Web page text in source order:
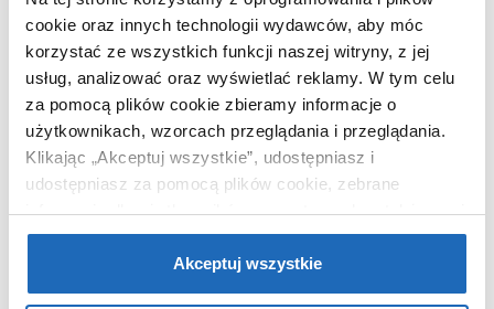
cookie oraz innych technologii wydawców, aby móc
korzystać ze wszystkich funkcji naszej witryny, z jej
usług, analizować oraz wyświetlać reklamy. W tym celu
za pomocą plików cookie zbieramy informacje o
użytkownikach, wzorcach przeglądania i przeglądania.
Klikając „Akceptuj wszystkie”, udostępniasz i
udostępniasz za pomocą plików cookie, zebrane
informacje dla użytkowników zewnętrznych, a także nasi
partnerzy reklamowi.Jeśli chcesz, włącz „Tylko
wymagane pliki cookie”.Pamiętaj jednak, że
zablokowane niektóre pliki cookie mogą mieć wpływ na
Akceptuj wszystkie
Pojemność(l) 80
Chcesz zamówić telefonicznie?
OPIS PRODUKTU
Ariston
Seria
Lydos Hybrid